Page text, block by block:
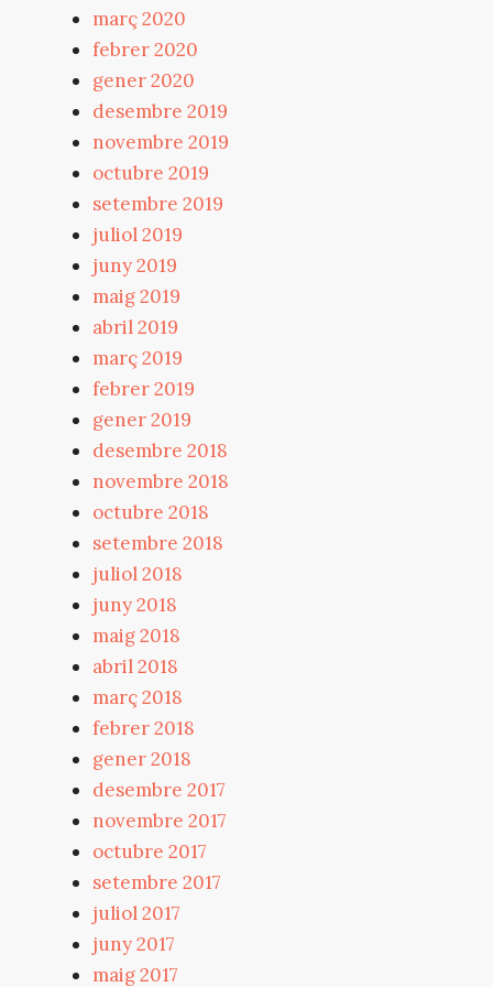
març 2020
febrer 2020
gener 2020
desembre 2019
novembre 2019
octubre 2019
setembre 2019
juliol 2019
juny 2019
maig 2019
abril 2019
març 2019
febrer 2019
gener 2019
desembre 2018
novembre 2018
octubre 2018
setembre 2018
juliol 2018
juny 2018
maig 2018
abril 2018
març 2018
febrer 2018
gener 2018
desembre 2017
novembre 2017
octubre 2017
setembre 2017
juliol 2017
juny 2017
maig 2017